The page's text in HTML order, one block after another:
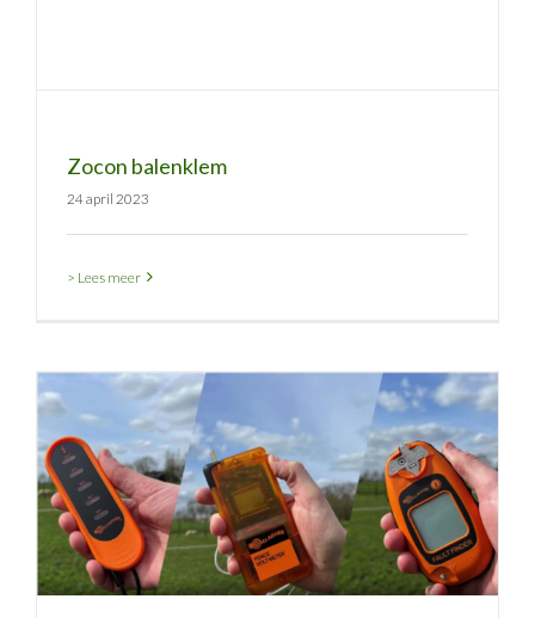
Zocon balenklem
24 april 2023
> Lees meer
Schrikdraad check Gallagher